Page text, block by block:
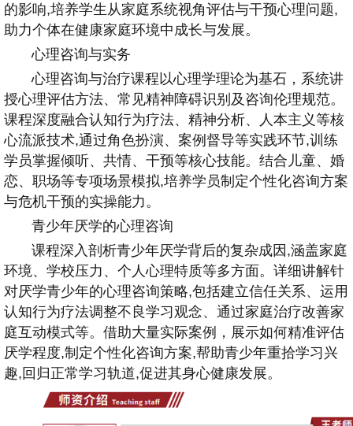
的影响,培养学生从家庭系统视角评估与干预心理问题,
助力个体在健康家庭环境中成长与发展。
心理咨询与实务
心理咨询与治疗课程以心理学理论为基石，系统讲
授心理评估方法、常见精神障碍识别及咨询伦理规范。
课程深度融合认知行为疗法、精神分析、人本主义等核
心流派技术,通过角色扮演、案例督导等实践环节,训练
学员掌握倾听、共情、干预等核心技能。结合儿童、婚
恋、职场等专项场景模拟,培养学员制定个性化咨询方案
与危机干预的实操能力。
青少年厌学的心理咨询
课程深入剖析青少年厌学背后的复杂成因,涵盖家庭
环境、学校压力、个人心理特质等多方面。详细讲解针
对厌学青少年的心理咨询策略,包括建立信任关系、运用
认知行为疗法调整不良学习观念、通过家庭治疗改善家
庭互动模式等。借助大量实际案例，展示如何精准评估
厌学程度,制定个性化咨询方案,帮助青少年重拾学习兴
趣,回归正常学习轨道,促进其身心健康发展。